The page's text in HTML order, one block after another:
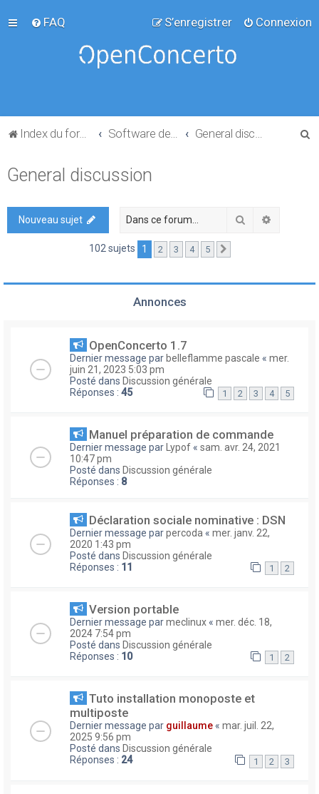
FAQ Connexion
S’enregistrer
Index du forum
General discussion
Nouveau sujet Rechercher
102 sujets 1 2 3 4 5
Annonces
OpenConcerto 1.7
Dernier message par belleflamme pascale « mer.
juin 21, 2023 5:03 pm
Posté dans Discussion générale
Réponses : 45 1 2 3 4 5
Manuel préparation de commande
Dernier message par Lypof « sam. avr. 24, 2021
10:47 pm
Posté dans Discussion générale
Réponses : 8
Déclaration sociale nominative : DSN
Dernier message parpercoda « mer. janv. 22,
2020 1:43 pm
Posté dans Discussion générale
Réponses : 11 1 2
Version portable
Dernier message parmeclinux « mer. déc. 18,
2024 7:54 pm
Posté dans Discussion générale
Réponses : 10 1 2
Tuto installation monoposte et
multiposte
Dernier message par guillaume « mar. juil. 22,
2025 9:56 pm
Posté dans Discussion générale
Réponses : 24 1 2 3